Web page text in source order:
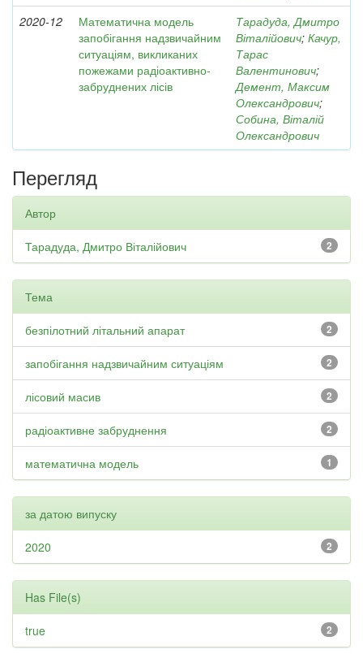
2020-12
Математична модель
запобігання надзвичайним
ситуаціям, викликаних
пожежами радіоактивно-
забруднених лісів
Тарадуда, Дмитро
Віталійович; Качур,
Тарас
Валентинович;
Демент, Максим
Олександрович;
Собина, Віталій
Олександрович
Перегляд
Автор
2
Тарадуда, Дмитро Віталійович
Тема
2
безпілотний літальний апарат
2
запобігання надзвичайним ситуаціям
2
лісовий масив
2
радіоактивне забруднення
1
математична модель
за датою випуску
2
2020
Has File(s)
2
true